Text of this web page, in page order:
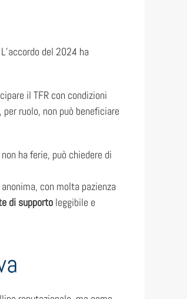
del 2024 ha
il TFR con condizioni
ruolo, non può beneficiare
ha ferie, può chiedere di
con molta pazienza
di supporto leggibile e